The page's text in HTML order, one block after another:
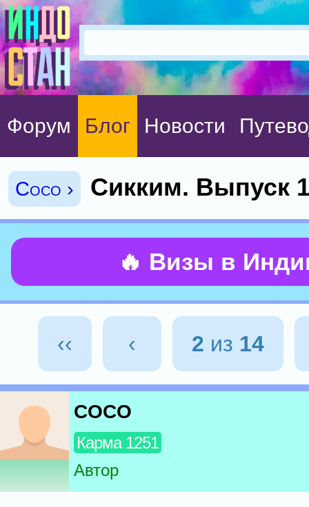
Форум Блог Новости
Coco › Сикким. Выпуск
🔥 Визы в
‹‹ ‹ 2 из 14
COCO
Карма 1251
Автор